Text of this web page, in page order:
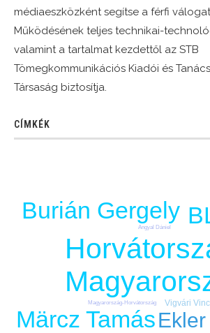
médiaeszközként segítse a férfi
Működésének teljes technikai-
valamint a tartalmat kezdettől az STB
Tömegkommunikációs Kiadói és
Társaság biztosítja.
CÍMKÉK
Burián Gergely
Märcz Tamás
Vigvári
Angyal Dániel
Magyarország-Horvátország